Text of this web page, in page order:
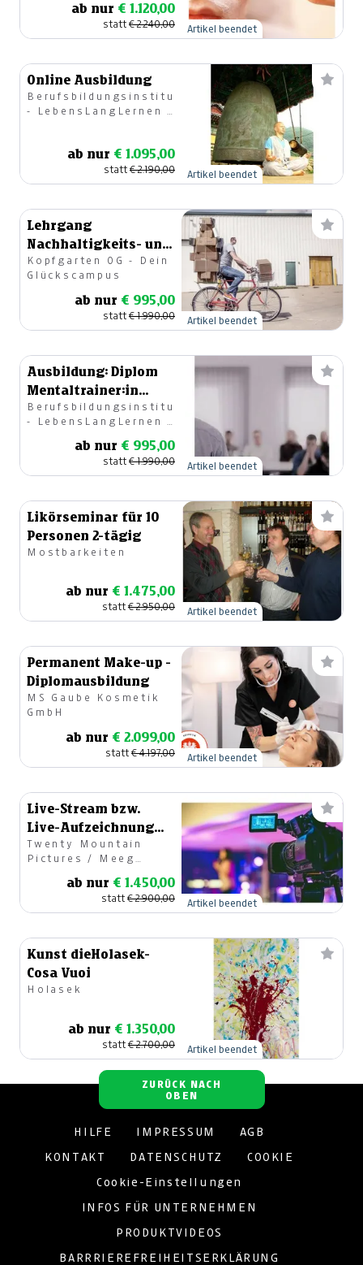
ab nur € 1.120,00
statt€ 2.240,00 Artikel beendet
Online Ausbildung
Berufsbildungsinstitut
- LebensLangLernen |
ab nur € 1.095,00
statt€ 2.190,00 Artikel beendet
Lehrgang
Nachhaltigkeits- und
Minimalismus
Trainer:in
Kopfgarten OG - Dein
Glückscampus
ab nur € 995,00
statt€ 1.990,00 Artikel beendet
Ausbildung: Diplom
Mentaltrainer:in
Online
Berufsbildungsinstitut
- LebensLangLernen |
ab nur € 995,00
statt€ 1.990,00 Artikel beendet
Likörseminar für 10
Personen 2-tägig
Mostbarkeiten
ab nur € 1.475,00
statt€ 2.950,00 Artikel beendet
Permanent Make-up -
Diplomausbildung
MS Gaube Kosmetik
GmbH
ab nur € 2.099,00
statt€ 4.197,00 Artikel beendet
Live-Stream bzw.
Live-Aufzeichnung
ihrer Veranstaltung
Twenty Mountain
Pictures / Meeg
ab nur € 1.450,00
statt€ 2.900,00 Artikel beendet
Kunst dieHolasek-
Cosa Vuoi
Holasek
ab nur € 1.350,00
statt€ 2.700,00 Artikel beendet
ZURÜCK NACH
OBEN
HILFE IMPRESSUM AGB
KONTAKT DATENSCHUTZ COOKIE
Cookie-Einstellungen
INFOS FÜR UNTERNEHMEN
PRODUKTVIDEOS
BARRRIEREFREIHEITSERKLÄRUNG